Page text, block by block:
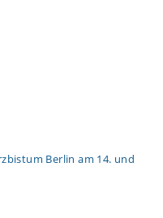
Berlin am 14. und